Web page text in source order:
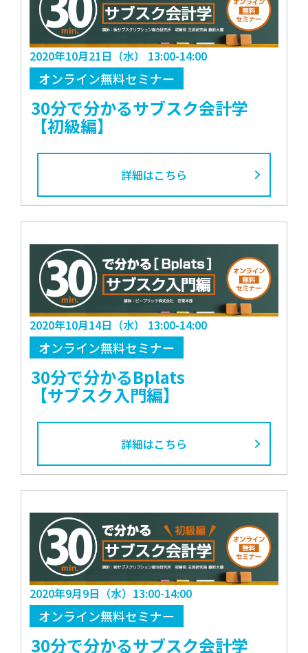
2020年10月21日（水） 13:00-14:00
オンライン無料セミナー
30分で分かるサブスク会計学
【初級編】
詳細はこちら
2020年10月14日（水） 13:00-14:00
オンライン無料セミナー
30分で分かるBplats
【サブスク入門編】
詳細はこちら
2020年9月9日（水）13:00-14:00
オンライン無料セミナー
30分で分かるサブスク会計学